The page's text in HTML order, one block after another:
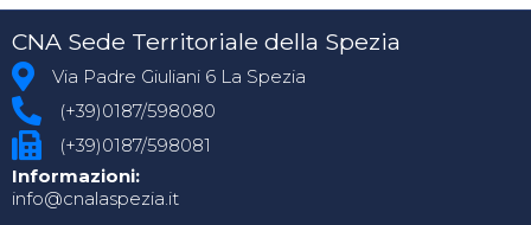
CNA Sede Territoriale della Spezia
Via Padre Giuliani 6 La Spezia
(+39)0187/598080
(+39)0187/598081
Informazioni:
info@cnalaspezia.it